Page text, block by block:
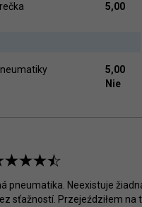
5,00
5,00
Nie
pneumatika. Neexistuje
sťažností. Przejeździłem